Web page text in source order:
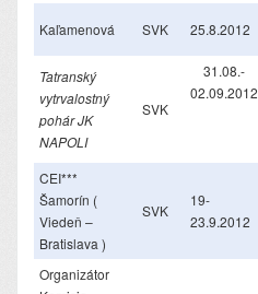
Kaľamenová SVK 25.8.2012
Tatranský
vytrvalostný
pohár JK
NAPOLI
SVK
31.08.-
02.09.2012
CEI***
Šamorín (
Viedeň –
Bratislava )
SVK
19-
23.9.2012
Organizátor